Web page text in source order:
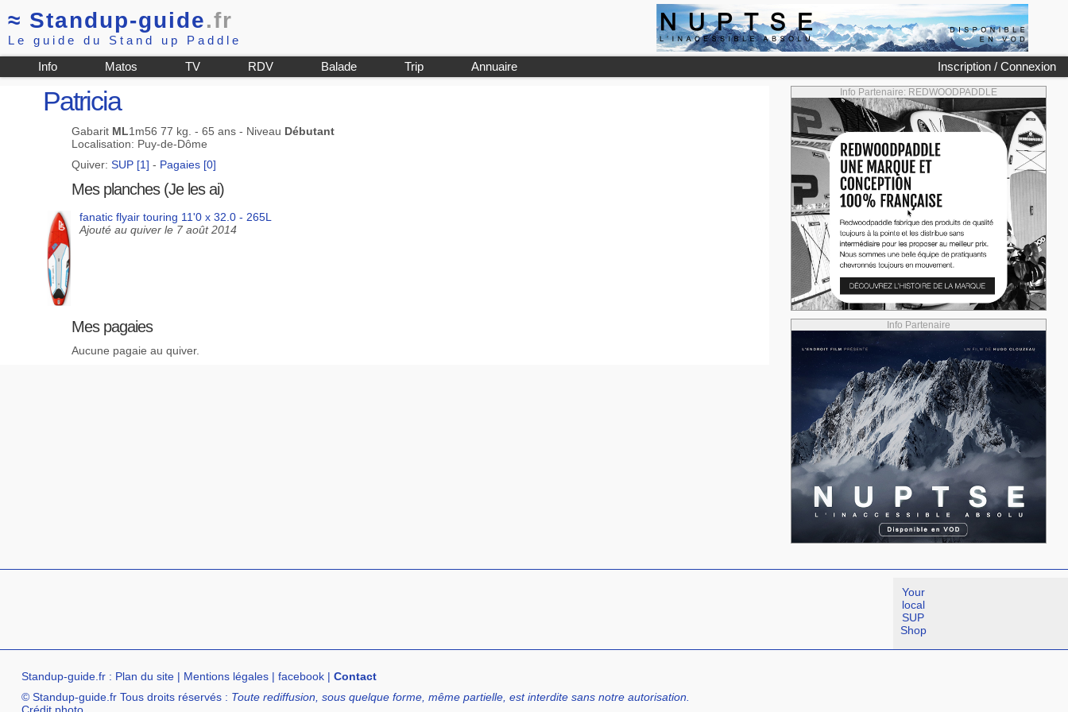
≈ Standup-guide.fr
Le guide du Stand up Paddle
Inscription / Connexion
Info Matos TV RDV Balade Trip Annuaire
Patricia
Gabarit ML1m56 77 kg. - 65 ans - Niveau Débutant
Localisation: Puy-de-Dôme
Quiver:SUP [1] - Pagaies [0]
Mes planches (Je les ai)
fanatic flyair touring 11'0 x 32.0 - 265L
Ajouté au quiver le 7 août 2014
Mes pagaies
Aucune pagaie au quiver.
Info Partenaire: REDWOODPADDLE
Info Partenaire
Your
local
SUP
Shop
Standup-guide.fr: Plan du site| Mentions légales| facebook| Contact
© Standup-guide.fr Tous droits réservés : Toute rediffusion, sous quelque forme, même partielle, est interdite sans notre autorisation.